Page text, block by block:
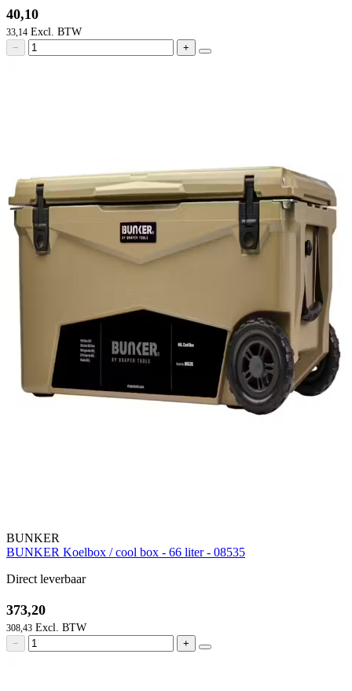
40,10
33,14
− +
BUNKER
BUNKER Koelbox / cool box - 66 liter - 08535
Direct leverbaar
373,20
308,43
− +